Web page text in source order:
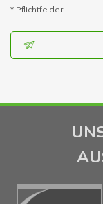
* Pflichtfelder